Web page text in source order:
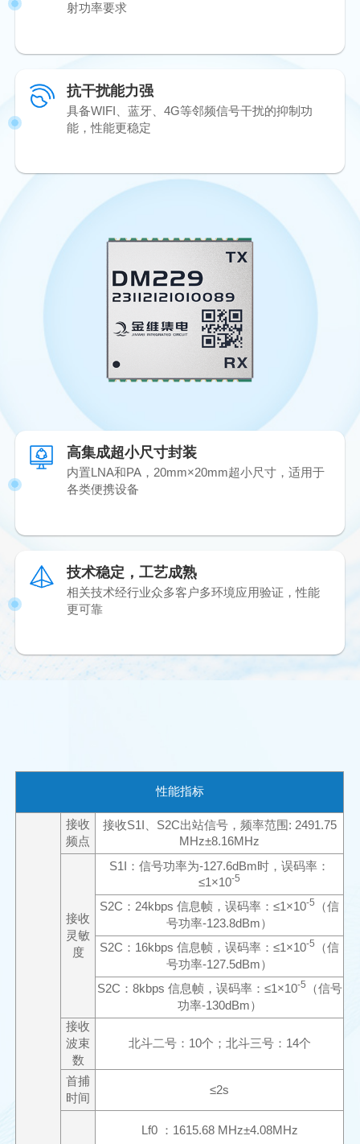
射功率要求
抗干扰能力强
具备WIFI、蓝牙、4G等邻频信号干扰的抑制功
能，性能更稳定
高集成超小尺寸封装
内置LNA和PA，20mm×20mm超小尺寸，适用于
各类便携设备
技术稳定，工艺成熟
相关技术经行业众多客户多环境应用验证，性能
更可靠
性能指标
接收
频点
接收S1I S2C出站信号，频率范围 : 2491.75
MHz±8.16MHz
接收
灵敏
度
S1I ：信号功率为-127.6dBm时 ，误码率：
≤1×10-5
S2C ： 24kbps 信息帧，误码率：≤1×10-5
（信
号功率-123.8dBm）
S2C ： 16kbps 信息帧，误码率：≤1×10-5
（信
号功率-127.5dBm）
S2C ： 8kbps 信息帧，误码率：≤1×10-5
（信号
功率-130dBm）
接收
波束
数
北斗二号： 10个；北斗三号： 14个
首捕
时间
≤2s
Lf0 ： 1615.68 MHz±4.08MHz